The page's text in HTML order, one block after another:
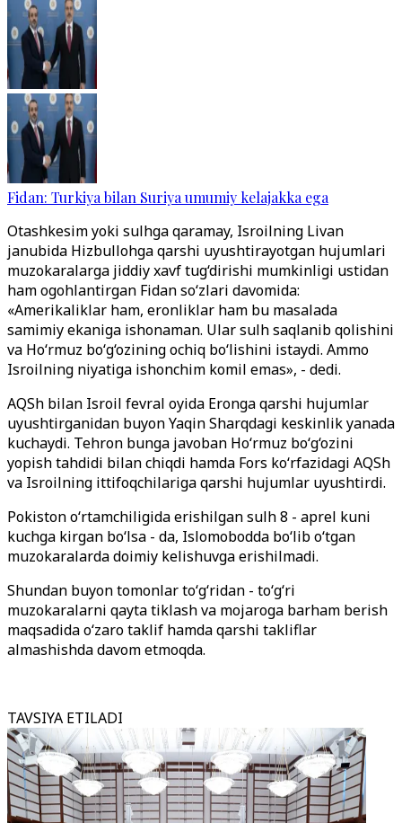
Fidan: Turkiya bilan Suriya umumiy kelajakka ega
Otashkesim yoki sulhga qaramay, Isroilning Livan
janubida Hizbullohga qarshi uyushtirayotgan hujumlari
muzokaralarga jiddiy xavf tug‘dirishi mumkinligi ustidan
ham ogohlantirgan Fidan so‘zlari davomida:
«Amerikaliklar ham, eronliklar ham bu masalada
samimiy ekaniga ishonaman. Ular sulh saqlanib qolishini
va Ho‘rmuz bo‘g‘ozining ochiq bo‘lishini istaydi. Ammo
Isroilning niyatiga ishonchim komil emas», - dedi.
AQSh bilan Isroil fevral oyida Eronga qarshi hujumlar
uyushtirganidan buyon Yaqin Sharqdagi keskinlik yanada
kuchaydi. Tehron bunga javoban Ho‘rmuz bo‘g‘ozini
yopish tahdidi bilan chiqdi hamda Fors ko‘rfazidagi AQSh
va Isroilning ittifoqchilariga qarshi hujumlar uyushtirdi.
Pokiston o‘rtamchiligida erishilgan sulh 8 - aprel kuni
kuchga kirgan bo‘lsa - da, Islomobodda bo‘lib o‘tgan
muzokaralarda doimiy kelishuvga erishilmadi.
Shundan buyon tomonlar to‘g‘ridan - to‘g‘ri
muzokaralarni qayta tiklash va mojaroga barham berish
maqsadida o‘zaro taklif hamda qarshi takliflar
almashishda davom etmoqda.
TAVSIYA ETILADI